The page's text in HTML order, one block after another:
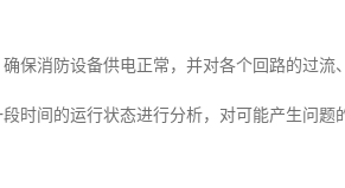
保消防设备供电正常，并对各个回路的过流
时间的运行状态进行分析，对可能产生问题